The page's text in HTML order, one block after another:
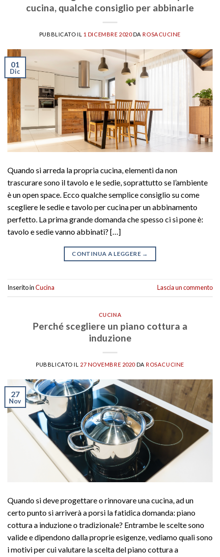
cucina, qualche consiglio per abbinarle
PUBBLICATO IL 1 DICEMBRE 2020DAROSACUCINE
01
Dic
Quando si arreda la propria cucina, elementi da non
trascurare sono il tavolo e le sedie, soprattutto se l’ambiente
è un open space. Ecco qualche semplice consiglio su come
scegliere le sedie e tavolo per cucina per un abbinamento
perfetto. La prima grande domanda che spesso ci si pone è:
tavolo e sedie vanno abbinati? […]
CONTINUA A LEGGERE →
Inserito inCucina Lascia un commento
CUCINA
Perché scegliere un piano cottura a
induzione
PUBBLICATO IL 27 NOVEMBRE 2020DAROSACUCINE
27
Nov
Quando si deve progettare o rinnovare una cucina, ad un
certo punto si arriverà a porsi la fatidica domanda: piano
cottura a induzione o tradizionale? Entrambe le scelte sono
valide e dipendono dalla proprie esigenze, vediamo quali sono
i motivi per cui valutare la scelta del piano cottura a